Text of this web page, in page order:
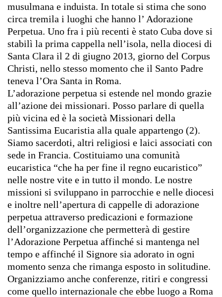
musulmana e induista. In totale si stima che sono
circa tremila i luoghi che hanno l’ Adorazione
Perpetua. Uno fra i più recenti è stato Cuba dove si
stabilì la prima cappella nell’isola, nella diocesi di
Santa Clara il 2 di giugno 2013, giorno del Corpus
Christi, nello stesso momento che il Santo Padre
teneva l’Ora Santa in Roma.
L’adorazione perpetua si estende nel mondo grazie
all’azione dei missionari. Posso parlare di quella
più vicina ed è la società Missionari della
Santissima Eucaristia alla quale appartengo (2).
Siamo sacerdoti, altri religiosi e laici associati con
sede in Francia. Costituiamo una comunità
eucaristica “che ha per fine il regno eucaristico”
nelle nostre vite e in tutto il mondo. Le nostre
missioni si sviluppano in parrocchie e nelle diocesi
e inoltre nell’apertura di cappelle di adorazione
perpetua attraverso predicazioni e formazione
dell’organizzazione che permetterà di gestire
l’Adorazione Perpetua affinché si mantenga nel
tempo e affinché il Signore sia adorato in ogni
momento senza che rimanga esposto in solitudine.
Organizziamo anche conferenze, ritiri e congressi
come quello internazionale che ebbe luogo a Roma